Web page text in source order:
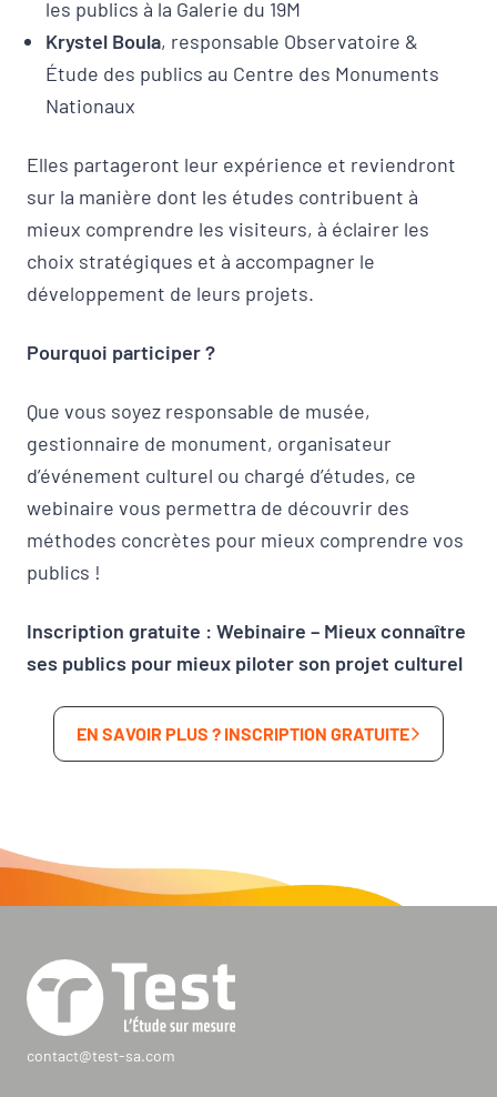
les publics à la Galerie du 19M
Krystel Boula, responsable Observatoire &
Étude des publics au Centre des Monuments
Nationaux
Elles partageront leur expérience et reviendront
sur la manière dont les études contribuent à
mieux comprendre les visiteurs, à éclairer les
choix stratégiques et à accompagner le
développement de leurs projets.
Pourquoi participer ?
Que vous soyez responsable de musée,
gestionnaire de monument, organisateur
d’événement culturel ou chargé d’études, ce
webinaire vous permettra de découvrir des
méthodes concrètes pour mieux comprendre vos
publics !
Inscription gratuite : Webinaire – Mieux connaître
ses publics pour mieux piloter son projet culturel
EN SAVOIR PLUS ? INSCRIPTION GRATUITE
contact@test-sa.com